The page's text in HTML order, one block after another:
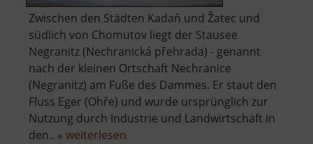
Zwischen den Städten Kadaň und Žatec und
südlich von Chomutov liegt der Stausee
Negranitz (Nechranická přehrada) - genannt
nach der kleinen Ortschaft Nechranice
(Negranitz) am Fuße des Dammes. Er staut den
Fluss Eger (Ohře) und wurde ursprünglich zur
Nutzung durch Industrie und Landwirtschaft in
den.. » weiterlesen